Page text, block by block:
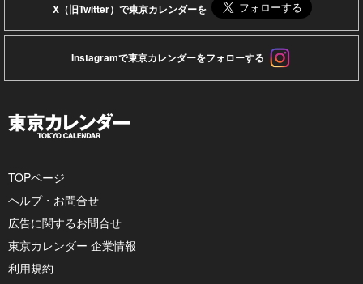
X（旧Twitter）で東京カレンダーを
Instagramで東京カレンダーをフォローする
TOPページ
ヘルプ・お問合せ
広告に関するお問合せ
東京カレンダー 企業情報
利用規約